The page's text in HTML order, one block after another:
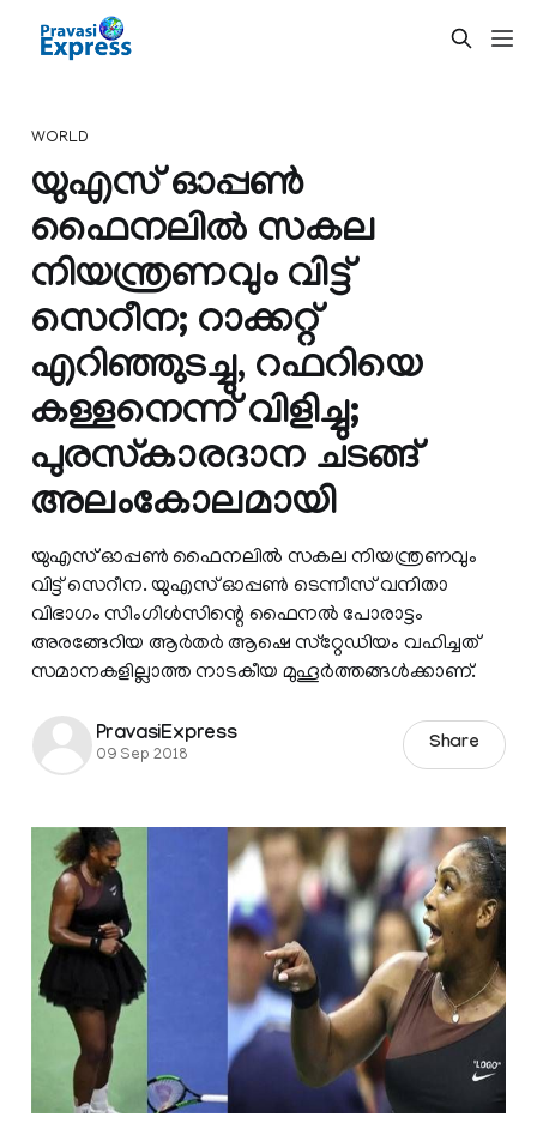
WORLD
യുഎസ് ഓപ്പണ്‍
ഫൈനലില്‍ സകല
നിയന്ത്രണവും വിട്ട്
സെറീന; റാക്കറ്റ്
എറിഞ്ഞുടച്ചു, റഫറിയെ
കള്ളനെന്ന് വിളിച്ചു;
പുരസ്‌കാരദാന ചടങ്ങ്
അലംകോലമായി
യുഎസ് ഓപ്പണ്‍ ഫൈനലില്‍ സകല നിയന്ത്രണവും
വിട്ട് സെറീന. യുഎസ് ഓപ്പണ്‍ ടെന്നീസ് വനിതാ
വിഭാഗം സിംഗിള്‍സിന്റെ ഫൈനല്‍ പോരാട്ടം
അരങ്ങേറിയ ആര്‍തര്‍ ആഷെ സ്‌റ്റേഡിയം വഹിച്ചത്
സമാനകളില്ലാത്ത നാടകീയ മുഹൂര്‍ത്തങ്ങള്‍ക്കാണ്.
PravasiExpress
09 Sep 2018
Share